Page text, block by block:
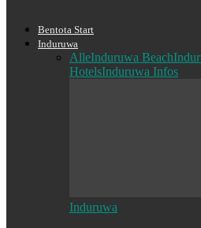
Bentota Start
Induruwa
AlleInduruwa Beach
HotelsInduruwa Infos
Induruwa